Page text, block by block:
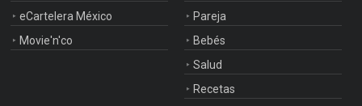
eCartelera México
Movie'n'co
Pareja
Bebés
Salud
Recetas